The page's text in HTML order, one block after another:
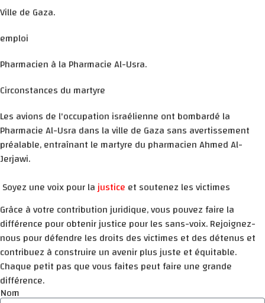
Ville de Gaza.
emploi
Pharmacien à la Pharmacie Al-Usra.
Circonstances du martyre
Les avions de l'occupation israélienne ont bombardé la
Pharmacie Al-Usra dans la ville de Gaza sans avertissement
préalable, entraînant le martyre du pharmacien Ahmed Al-
Jerjawi.
Soyez une voix pour lajustice et soutenez les victimes
Grâce à votre contribution juridique, vous pouvez faire la
différence pour obtenir justice pour les sans-voix. Rejoignez-
nous pour défendre les droits des victimes et des détenus et
contribuez à construire un avenir plus juste et équitable.
Chaque petit pas que vous faites peut faire une grande
différence.
Nom